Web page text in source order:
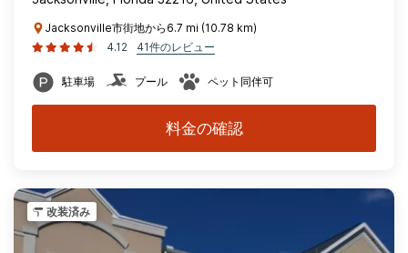
Jacksonville市街地から6.7 mi (10.78 km)
4.12
41件のレビュー
駐車場 プール ペット同伴可
料金の確認
改装済み